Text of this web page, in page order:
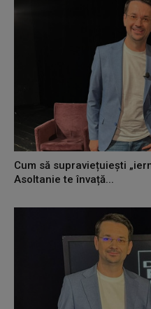
Cum să supraviețuiești
Asoltanie te învață...